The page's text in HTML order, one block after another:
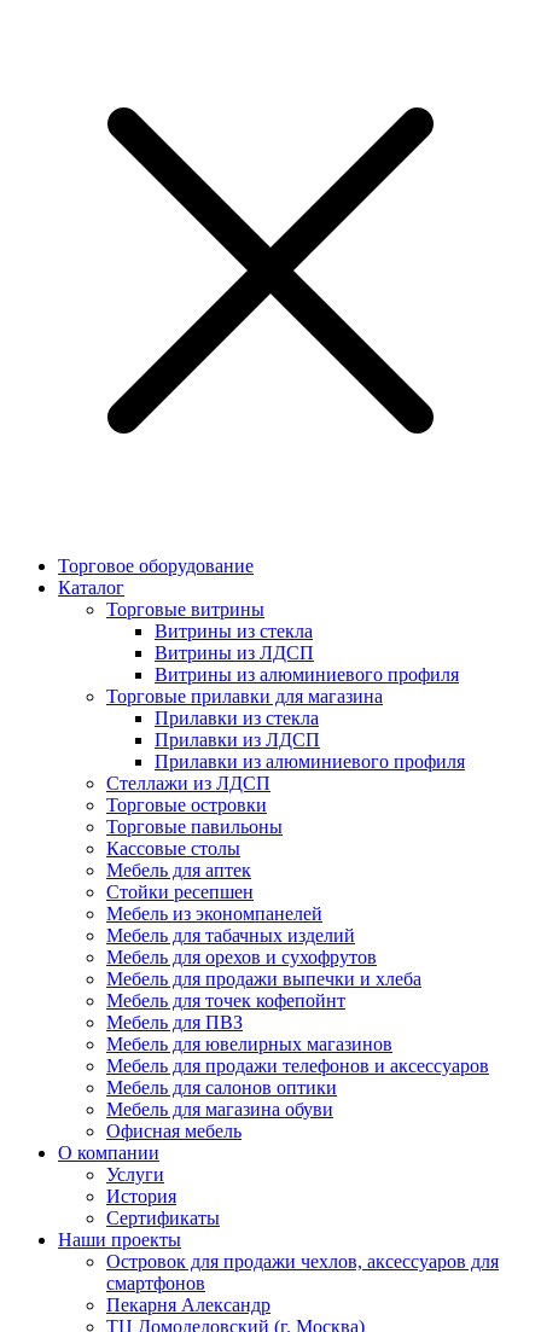
Торговое оборудование
Каталог
Торговые витрины
Витрины из cтекла
Витрины из ЛДСП
Витрины из алюминиевого профиля
Торговые прилавки для магазина
Прилавки из стекла
Прилавки из ЛДСП
Прилавки из алюминиевого профиля
Стеллажи из ЛДСП
Торговые островки
Торговые павильоны
Кассовые столы
Мебель для аптек
Стойки ресепшен
Мебель из экономпанелей
Мебель для табачных изделий
Мебель для орехов и сухофрутов
Мебель для продажи выпечки и хлеба
Мебель для точек кофепойнт
Мебель для ПВЗ
Мебель для ювелирных магазинов
Мебель для продажи телефонов и аксессуаров
Мебель для салонов оптики
Мебель для магазина обуви
Офисная мебель
О компании
Услуги
История
Сертификаты
Наши проекты
Островок для продажи чехлов, аксессуаров для
смартфонов
Пекарня Александр
ТЦ Домодедовский (г. Москва)